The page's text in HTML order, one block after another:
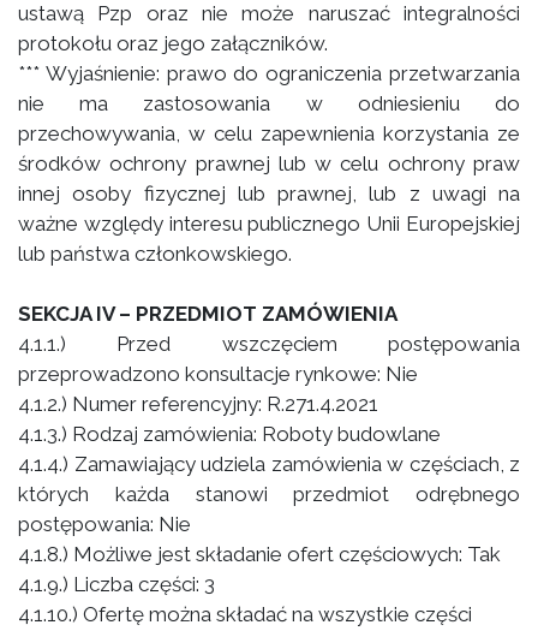
ustawą Pzp oraz nie może naruszać integralności
protokołu oraz jego załączników.
*** Wyjaśnienie: prawo do ograniczenia przetwarzania
nie ma zastosowania w odniesieniu do
przechowywania, w celu zapewnienia korzystania ze
środków ochrony prawnej lub w celu ochrony praw
innej osoby fizycznej lub prawnej, lub z uwagi na
ważne względy interesu publicznego Unii Europejskiej
lub państwa członkowskiego.
SEKCJA IV – PRZEDMIOT ZAMÓWIENIA
4.1.1.) Przed wszczęciem postępowania
przeprowadzono konsultacje rynkowe: Nie
4.1.2.) Numer referencyjny: R.271.4.2021
4.1.3.) Rodzaj zamówienia: Roboty budowlane
4.1.4.) Zamawiający udziela zamówienia w częściach, z
których każda stanowi przedmiot odrębnego
postępowania: Nie
4.1.8.) Możliwe jest składanie ofert częściowych: Tak
4.1.9.) Liczba części: 3
4.1.10.) Ofertę można składać na wszystkie części